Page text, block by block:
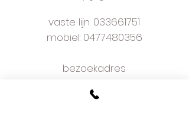
om de voornaam van uw kindje
te borduren
vragen we enkele dagen
vaste lijn: 033661751
mobiel: 0477480356
bezoekadres
2160 Wommelgem